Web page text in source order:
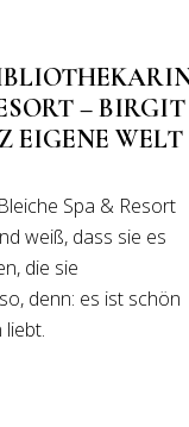
– BIRGIT
EIGENE WELT
Spa & Resort
weiß, dass sie es
die sie
denn: es ist schön